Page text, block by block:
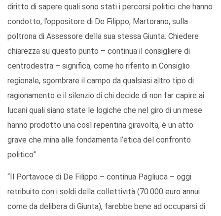
diritto di sapere quali sono stati i percorsi politici che hanno
condotto, l’oppositore di De Filippo, Martorano, sulla
poltrona di Assessore della sua stessa Giunta. Chiedere
chiarezza su questo punto – continua il consigliere di
centrodestra – significa, come ho riferito in Consiglio
regionale, sgombrare il campo da qualsiasi altro tipo di
ragionamento e il silenzio di chi decide di non far capire ai
lucani quali siano state le logiche che nel giro di un mese
hanno prodotto una così repentina giravolta, è un atto
grave che mina alle fondamenta l’etica del confronto
politico”.
“Il Portavoce di De Filippo – continua Pagliuca – oggi
retribuito con i soldi della collettività (70.000 euro annui
come da delibera di Giunta), farebbe bene ad occuparsi di